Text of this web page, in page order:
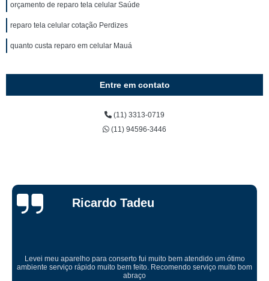
orçamento de reparo tela celular Saúde
reparo tela celular cotação Perdizes
quanto custa reparo em celular Mauá
Entre em contato
(11) 3313-0719
(11) 94596-3446
Ricardo Tadeu
Levei meu aparelho para conserto fui muito bem atendido um ótimo
ambiente serviço rápido muito bem feito. Recomendo serviço muito bom
abraço